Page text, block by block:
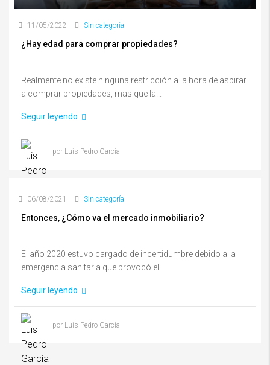
11/05/2022 Sin categoría
¿Hay edad para comprar propiedades?
Realmente no existe ninguna restricción a la hora de aspirar
a comprar propiedades, mas que la...
Seguir leyendo
por Luis Pedro García
06/08/2021 Sin categoría
Entonces, ¿Cómo va el mercado inmobiliario?
El año 2020 estuvo cargado de incertidumbre debido a la
emergencia sanitaria que provocó el...
Seguir leyendo
por Luis Pedro García